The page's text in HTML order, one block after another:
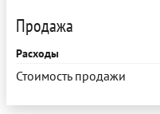
Продажа
Расходы
Стоимость продажи